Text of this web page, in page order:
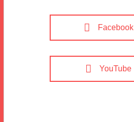
Facebook
YouTube